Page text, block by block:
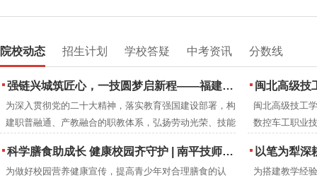
院校动态 招生计划 学校答疑 中考资讯 分数线
强链兴城筑匠心，一技圆梦启新程——福建建筑学校2026年职业教育活动周圆满落幕
为深入贯彻党的二十大精神，落实教育强国建设部署，构
建职普融通、产教融合的职教体系，弘扬劳动光荣、技能
活动周“一技在手，一生无忧”主题与福建省“强链·兴城·圆
梦”分主题，福建建筑学校举办职业教育活动周系列特色
闽北高级技
闽北高级技工
数控车工职业
科学膳食助成长 健康校园齐守护 | 南平技师学院成功举办食品营养周知识讲座
为做好校园营养健康宣传，提高青少年对合理膳食的认
以笔为犁深耕教改沃土 匠
为搭建教学经